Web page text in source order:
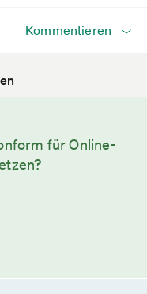
Kommentieren
für Online-